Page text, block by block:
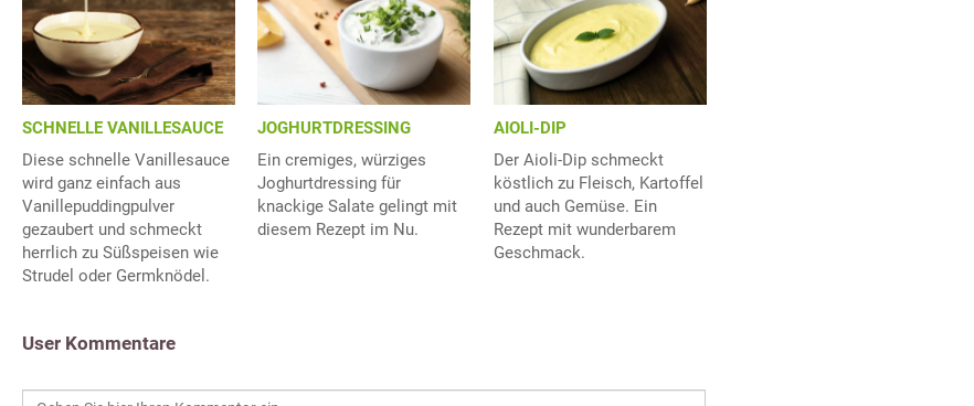
SCHNELLE VANILLESAUCE
Diese schnelle Vanillesauce
wird ganz einfach aus
Vanillepuddingpulver
gezaubert und schmeckt
herrlich zu Süßspeisen wie
Strudel oder Germknödel.
JOGHURTDRESSING
Ein cremiges, würziges
Joghurtdressing für
knackige Salate gelingt mit
diesem Rezept im Nu.
AIOLI-DIP
Der Aioli-Dip schmeckt
köstlich zu Fleisch, Kartoffel
und auch Gemüse. Ein
Rezept mit wunderbarem
Geschmack.
User Kommentare